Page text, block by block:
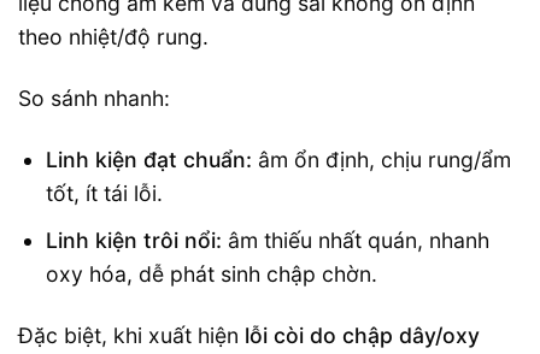
theo nhiệt/độ rung.
So sánh nhanh:
Linh kiện đạt chuẩn: âm ổn định, chịu rung/ẩm
tốt, ít tái lỗi.
Linh kiện trôi nổi: âm thiếu nhất quán, nhanh
oxy hóa, dễ phát sinh chập chờn.
Đặc biệt, khi xuất hiện lỗi còi do chập dây/oxy